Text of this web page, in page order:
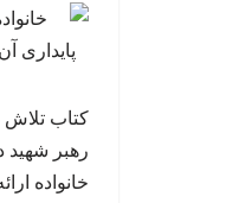
کتاب تلاش
رهبر شهید
خانواده